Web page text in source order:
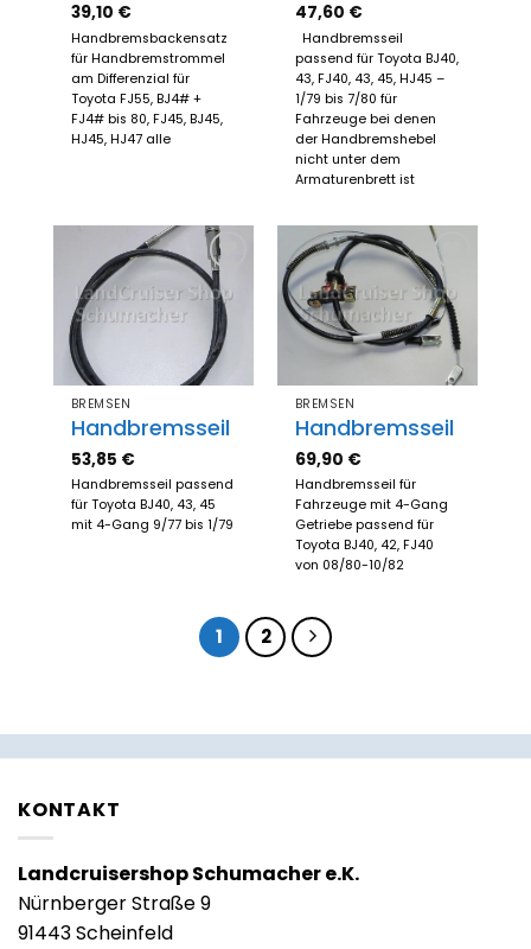
39,10 €
Handbremsbackensatz
für Handbremstrommel
am Differenzial für
Toyota FJ55, BJ4# +
FJ4# bis 80, FJ45, BJ45,
HJ45, HJ47 alle
47,60 €
Handbremsseil
passend für Toyota BJ40,
43, FJ40, 43, 45, HJ45 –
1/79 bis 7/80 für
Fahrzeuge bei denen
der Handbremshebel
nicht unter dem
Armaturenbrett ist
Zum
Merkzettel
hinzufügen
BREMSEN
Handbremsseil
53,85 €
Handbremsseil passend
für Toyota BJ40, 43, 45
mit 4-Gang 9/77 bis 1/79
Zum
Merkzettel
hinzufügen
BREMSEN
Handbremsseil
69,90 €
Handbremsseil für
Fahrzeuge mit 4-Gang
Getriebe passend für
Toyota BJ40, 42, FJ40
von 08/80-10/82
1 2
KONTAKT
Landcruisershop Schumacher e.K.
Nürnberger Straße 9
91443 Scheinfeld